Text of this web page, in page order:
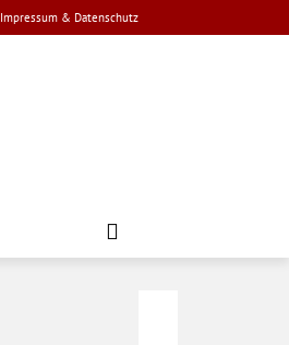
Impressum & Datenschutz